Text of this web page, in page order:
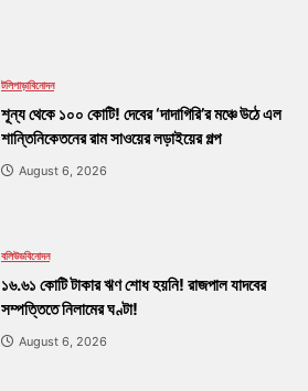
টলিপাড়াবিনোদন
শূন্য থেকে ১০০ কোটি! দেবের ‘দাদাগিরি’র মঞ্চে উঠে এল
শান্তিনিকেতনের রাম সাওয়ের লড়াইয়ের গল্প
August 6, 2026
বলিউডবিনোদন
১৬.৬১ কোটি টাকার ঋণ শোধ হয়নি! রাজপাল যাদবের
সম্পত্তিতে নিলামের ঘণ্টা!
August 6, 2026